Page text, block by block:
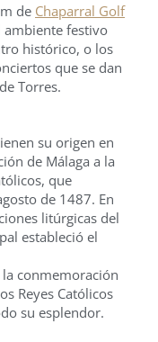
de Chaparral Golf
ambiente festivo
histórico, o los
que se dan
Torres.
su origen en
de Málaga a la
que
de 1487. En
litúrgicas del
estableció el
conmemoración
Reyes Católicos
su esplendor.